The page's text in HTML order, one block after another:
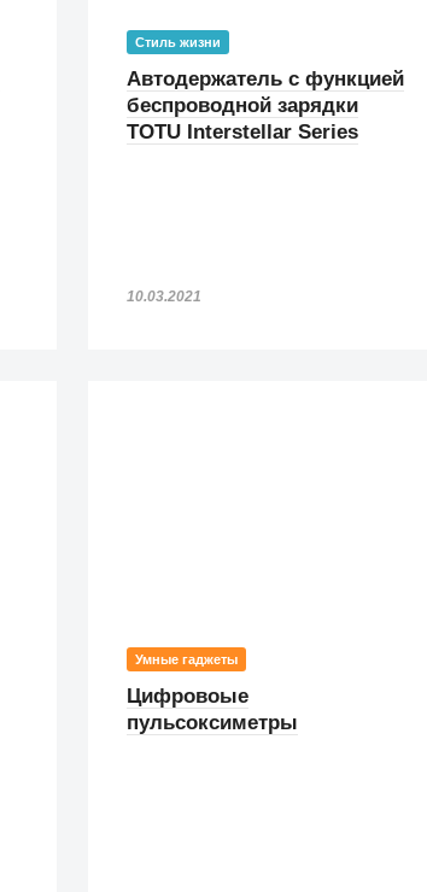
Стиль жизни
Автодержатель с функцией
беспроводной зарядки
TOTU Interstellar Series
10.03.2021
Умные гаджеты
Цифровоые
пульсоксиметры